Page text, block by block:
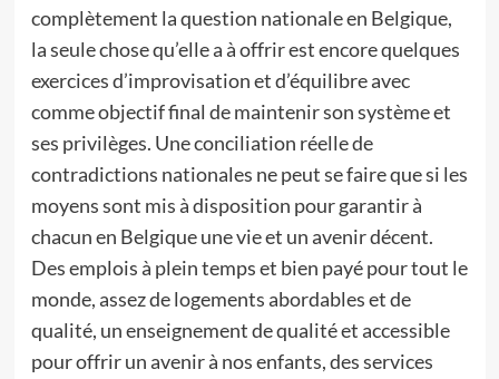
complètement la question nationale en Belgique,
la seule chose qu’elle a à offrir est encore quelques
exercices d’improvisation et d’équilibre avec
comme objectif final de maintenir son système et
ses privilèges. Une conciliation réelle de
contradictions nationales ne peut se faire que si les
moyens sont mis à disposition pour garantir à
chacun en Belgique une vie et un avenir décent.
Des emplois à plein temps et bien payé pour tout le
monde, assez de logements abordables et de
qualité, un enseignement de qualité et accessible
pour offrir un avenir à nos enfants, des services